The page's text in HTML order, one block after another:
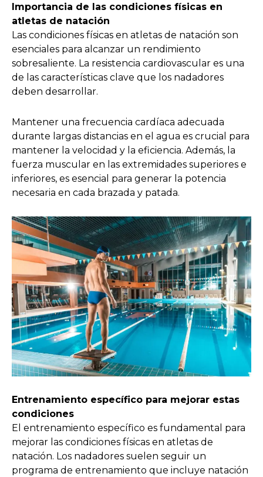
Importancia de las condiciones físicas en
atletas de natación
Las condiciones físicas en atletas de natación son
esenciales para alcanzar un rendimiento
sobresaliente. La resistencia cardiovascular es una
de las características clave que los nadadores
deben desarrollar.
Mantener una frecuencia cardíaca adecuada
durante largas distancias en el agua es crucial para
mantener la velocidad y la eficiencia. Además, la
fuerza muscular en las extremidades superiores e
inferiores, es esencial para generar la potencia
necesaria en cada brazada y patada.
Entrenamiento específico para mejorar estas
condiciones
El entrenamiento específico es fundamental para
mejorar las condiciones físicas en atletas de
natación. Los nadadores suelen seguir un
programa de entrenamiento que incluye natación